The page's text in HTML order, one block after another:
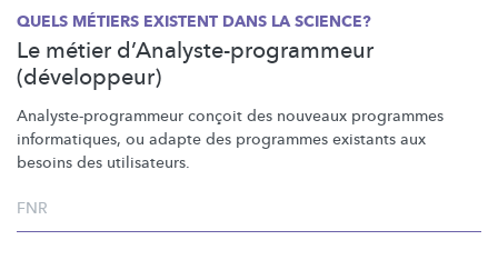
QUELS MÉTIERS EXISTENT DANS LA SCIENCE?
Le métier d’Analyste-programmeur
(développeur)
Analyste-programmeur conçoit des nouveaux programmes
informatiques, ou adapte des programmes existants aux
besoins des utilisateurs.
FNR